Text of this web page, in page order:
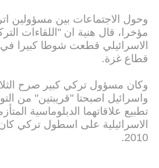
وحول الاجتماعات بين مسؤولين
مؤخرا، قال هنية ان "اللقاءات
الاسرائيلي قطعت شوطا كبيرا
قطاع غزة.
وكان مسؤول تركي كبير صرح
واسرائيل اصبحتا "قريبتين" من
تطبيع علاقاتهما الدبلوماسية
الاسرائيلية على اسطول تركي
2010.